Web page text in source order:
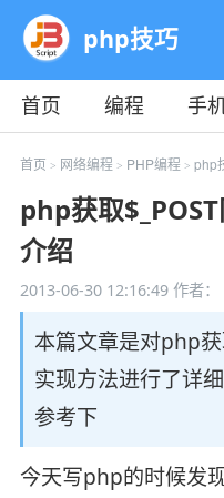
php技巧
首页 编程 手
教程
平面 服务
首页 > 网络编程 > PHP编程 > php
php获取
介绍
2013-06-30 12:16:49作者：
本篇文章是对php
实现方法进行了详
参考下
今天写php的时候发